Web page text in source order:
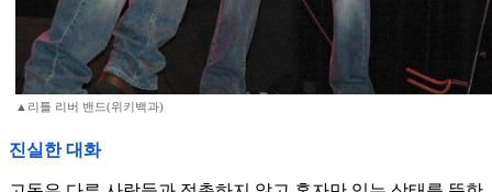
▲리틀 리버 밴드(위키백과)
진실한 대화